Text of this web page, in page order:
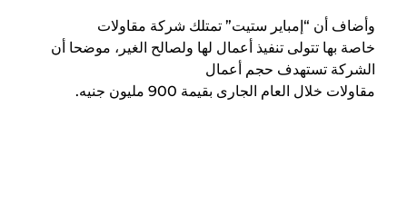
وأضاف أن “إمباير ستيت” تمتلك شركة مقاولات
خاصة بها تتولى تنفيذ أعمال لها ولصالح الغير، موضحا أن
الشركة تستهدف حجم أعمال
مقاولات خلال العام الجارى بقيمة 900 مليون جنيه
.